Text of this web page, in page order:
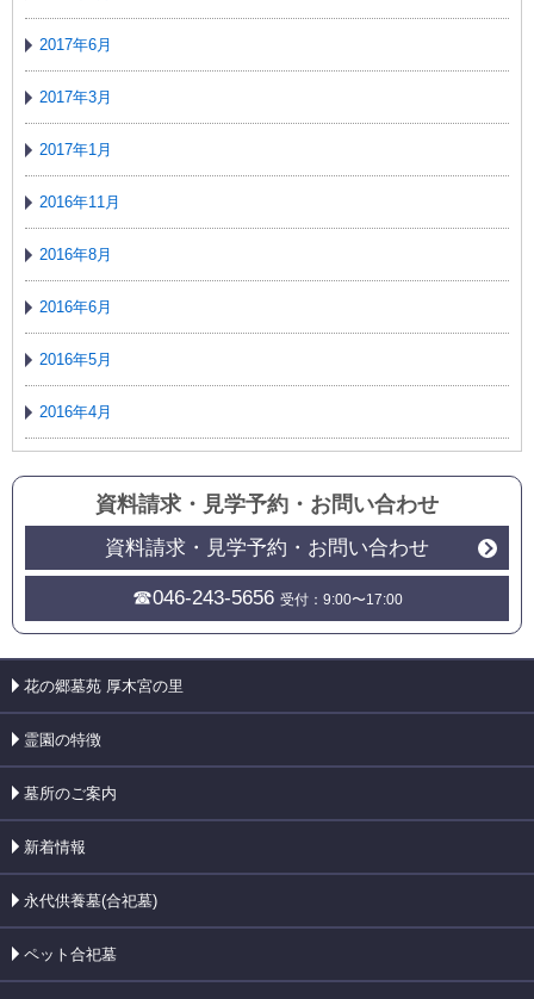
2017年6月
2017年3月
2017年1月
2016年11月
2016年8月
2016年6月
2016年5月
2016年4月
資料請求・見学予約 ・ お問い合わせ
資料請求・見学予約・お問い合わせ
☎046-243-5656 受付：9:00〜17:00
花の郷墓苑 厚木宮の里
霊園の特徴
墓所のご案内
新着情報
永代供養墓(合祀墓)
ペット合祀墓